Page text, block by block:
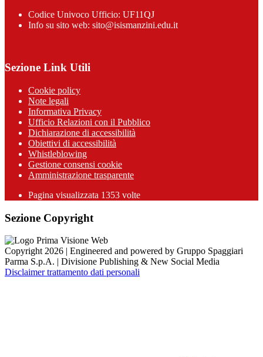
Codice Univoco Ufficio: UF11QJ
Info su sito web: sito@isismanzini.edu.it
Sezione Link Utili
Cookie policy
Note legali
Informativa Privacy
Ufficio Relazioni con il Pubblico
Dichiarazione di accessibilità
Obiettivi di accessibilità
Whistleblowing
Gestione consensi cookie
Amministrazione trasparente
Pagina visualizzata 1353 volte
Sezione Copyright
Copyright 2026 | Engineered and powered by Gruppo Spaggiari
Parma S.p.A. | Divisione Publishing & New Social Media
Disclaimer trattamento dati personali